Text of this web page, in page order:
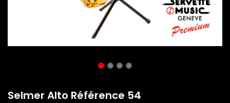
Selmer Alto Référence 54